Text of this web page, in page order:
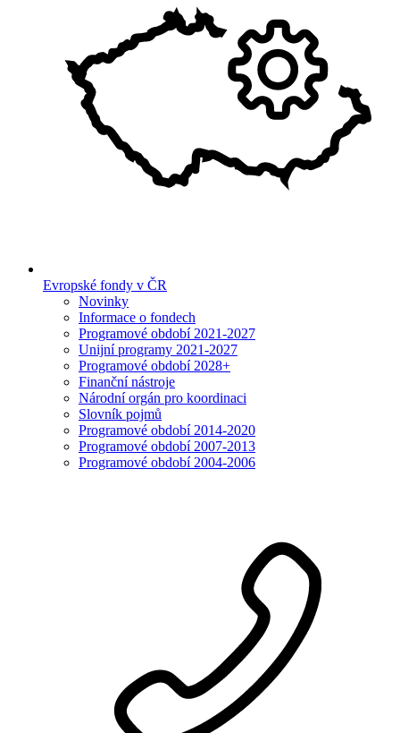
Evropské fondy v ČR
Novinky
Informace o fondech
Programové období 2021-2027
Unijní programy 2021-2027
Programové období 2028+
Finanční nástroje
Národní orgán pro koordinaci
Slovník pojmů
Programové období 2014-2020
Programové období 2007-2013
Programové období 2004-2006